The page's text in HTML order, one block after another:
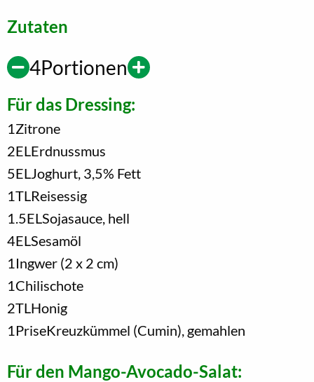
Zutaten
4Portionen
Für das Dressing:
1 Zitrone
2EL Erdnussmus
5EL Joghurt, 3,5% Fett
1TL Reisessig
1.5EL Sojasauce, hell
4EL Sesamöl
1 Ingwer (2 x 2 cm)
1 Chilischote
2TL Honig
1 PriseKreuzkümmel (Cumin), gemahlen
Für den Mango-Avocado-Salat: